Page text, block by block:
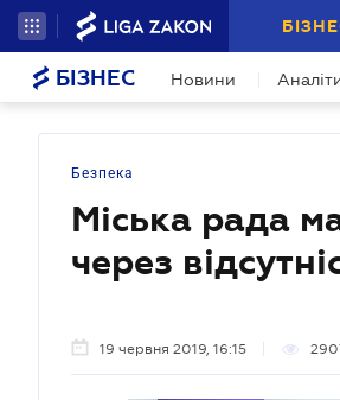
БІЗНЕС Новини
Безпека
Міська рада
через
19 червня 2019, 16:15